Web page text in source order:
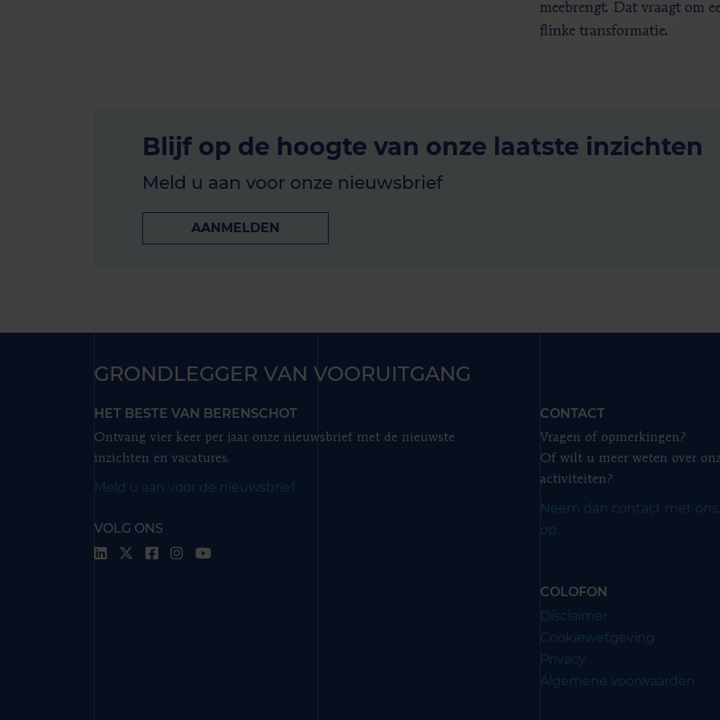
meebrengt. Dat vraagt om
flinke transformatie.
Blijf op de hoogte van onze laatste inzichten
Meld u aan voor onze nieuwsbrief
AANMELDEN
GRONDLEGGER VAN VOORUITGANG
HET BESTE VAN BERENSCHOT
Ontvang vier keer per jaar onze nieuwsbrief met de nieuwste
inzichten en vacatures.
Meld u aan voor de nieuwsbrief.
VOLG ONS
CONTACT
Vragen of opmerkingen?
Of wilt u meer weten over
activiteiten?
Neem dan contact met ons
op.
COLOFON
Disclaimer
Cookiewetgeving
Privacy
Algemene voorwaarden